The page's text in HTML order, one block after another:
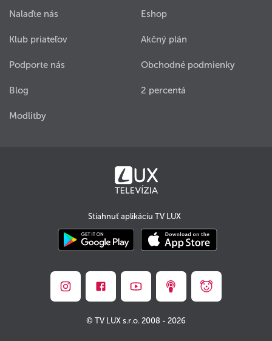
Nalaďte nás
Klub priateľov
Podporte nás
Blog
Modlitby
Eshop
Akčný plán
Obchodné podmienky
2 percentá
Stiahnuť aplikáciu TV LUX
© TV LUX s.r.o. 2008 - 2026